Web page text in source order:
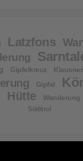
Latzfons
Gipfelkreuz
Gipfel
Hütte Wanderung
Südtirol